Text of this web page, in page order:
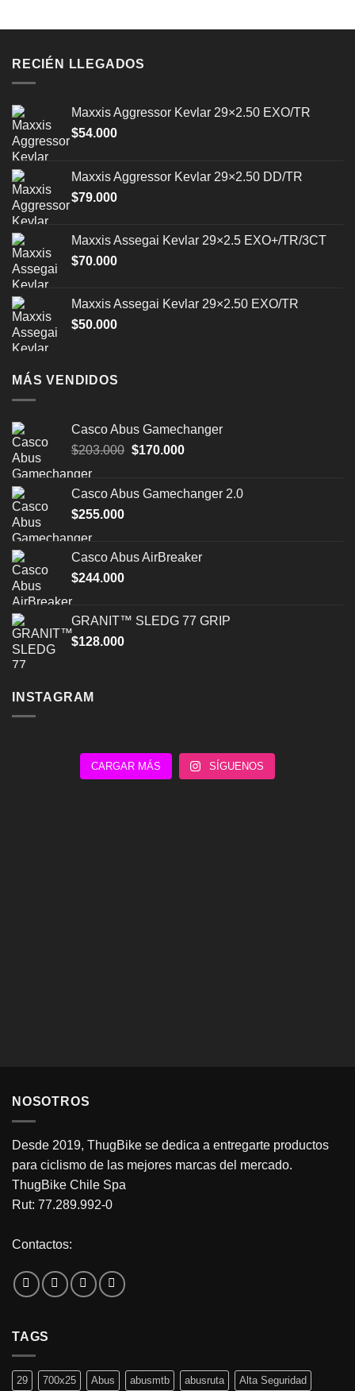
se
pueden
en
la
página
de
producto
en
producto
RECIÉN LLEGADOS
Maxxis Aggressor Kevlar 29×2.50 EXO/TR
$54.000
Maxxis Aggressor Kevlar 29×2.50 DD/TR
$79.000
Maxxis Assegai Kevlar 29×2.5 EXO+/TR/3CT
$70.000
Maxxis Assegai Kevlar 29×2.50 EXO/TR
$50.000
MÁS VENDIDOS
Casco Abus Gamechanger
$203.000 El
era:
$170.000El
es:
Casco Abus Gamechanger 2.0
$255.000
Casco Abus AirBreaker
$244.000
GRANIT™ SLEDG 77 GRIP
$128.000
INSTAGRAM
CARGAR MÁS SÍGUENOS
NOSOTROS
Desde 2019, ThugBike se dedica a entregarte productos
para ciclismo de las mejores marcas del mercado.
ThugBike Chile Spa
Rut: 77.289.992-0
Contactos:
TAGS
29 700x25 Abus abusmtb abusruta Alta Seguridad